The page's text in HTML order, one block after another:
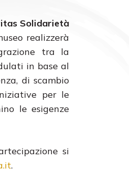
Solidarietà
realizzerà
tra la
in base al
di scambio
per le
le esigenze
si
.